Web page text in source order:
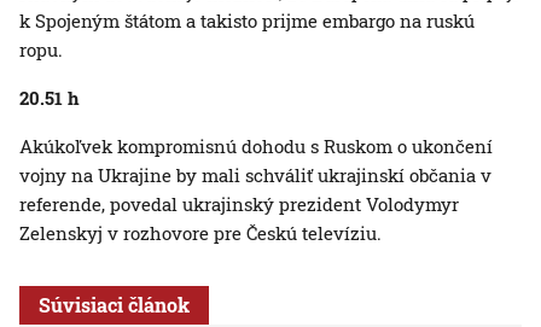
k Spojeným štátom a takisto prijme embargo na ruskú
ropu.
20.51 h
Akúkoľvek kompromisnú dohodu s Ruskom o ukončení
vojny na Ukrajine by mali schváliť ukrajinskí občania v
referende, povedal ukrajinský prezident Volodymyr
Zelenskyj v rozhovore pre Českú televíziu.
Súvisiaci článok